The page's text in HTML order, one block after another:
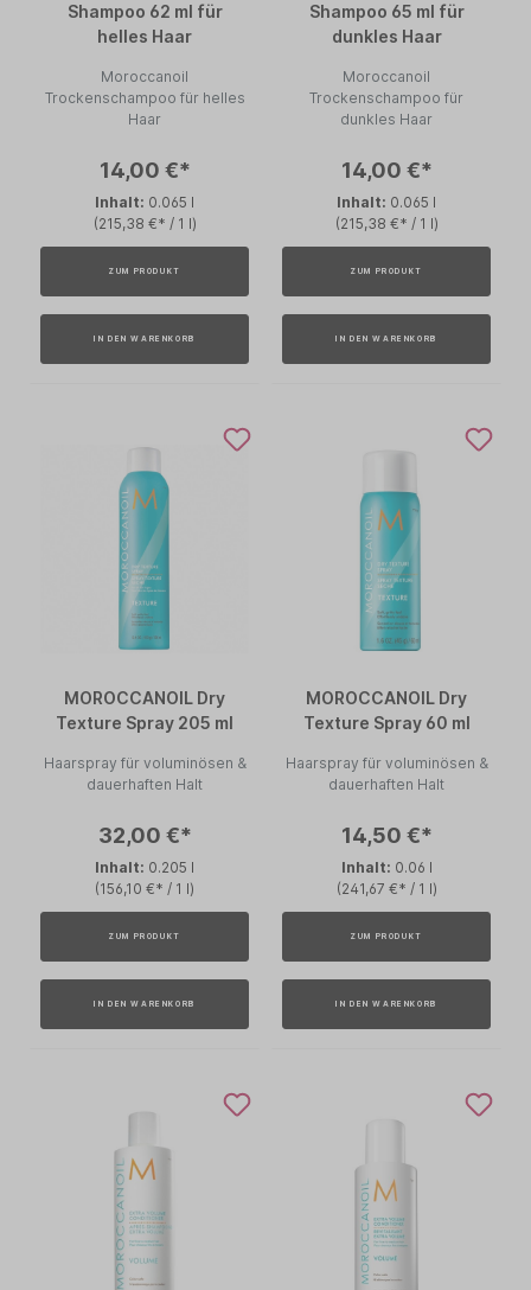
Shampoo 62 ml für
helles Haar
Moroccanoil
Trockenschampoo für helles
Haar
14,00 €*
Inhalt: 0.065 l
(215,38 €* / 1 l)
ZUM PRODUKT
IN DEN WARENKORB
Shampoo 65 ml für
dunkles Haar
Moroccanoil
Trockenschampoo für
dunkles Haar
14,00 €*
Inhalt: 0.065 l
(215,38 €* / 1 l)
ZUM PRODUKT
IN DEN WARENKORB
MOROCCANOIL Dry
Texture Spray 205 ml
Haarspray für voluminösen &
dauerhaften Halt
32,00 €*
Inhalt: 0.205 l
(156,10 €* / 1 l)
ZUM PRODUKT
IN DEN WARENKORB
MOROCCANOIL Dry
Texture Spray 60 ml
Haarspray für voluminösen &
dauerhaften Halt
14,50 €*
Inhalt: 0.06 l
(241,67 €* / 1 l)
ZUM PRODUKT
IN DEN WARENKORB